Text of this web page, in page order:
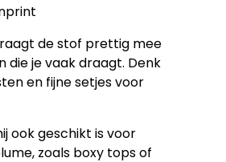
de stof prettig mee
die je vaak draagt. Denk
en fijne setjes voor
ook geschikt is voor
zoals boxy tops of